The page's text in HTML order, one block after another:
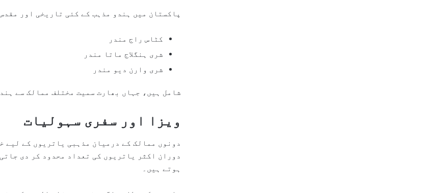
پاکستان میں ہندو مذہب کے کئی تاریخی اور
کٹاس راج مندر
شری ہنگلاج ماتا مندر
شری وارن دیو مندر
شامل ہیں، جہاں بھارت سمیت مختلف ممالک سے
ویزا اور سفری سہولیات
دونوں ممالک کے درمیان مذہبی یاتریوں کے
دوران اکثر یاتریوں کی تعداد محدود کر دی
ہوتے ہیں۔